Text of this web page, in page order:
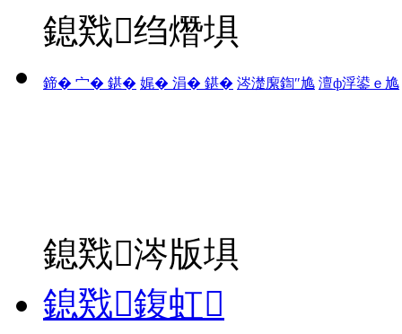
鎴戣绉熸埧
鍗� 宀� 鍖� 娓� 涓� 鍖� 涔濋緳鍧″尯 澶ф浮鍙ｅ尯
鎴戣涔版埧
鎴戣鍑虹